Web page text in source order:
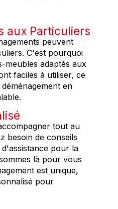
aux Particuliers
peuvent
C'est pourquoi
meubles adaptés aux
faciles à utiliser, ce
en
tout au
besoin de conseils
pour la
là pour vous
est unique,
pour